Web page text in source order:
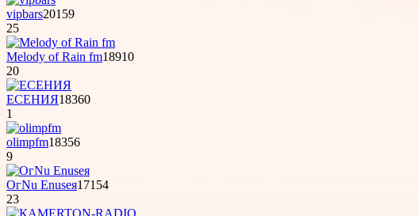
vipbars20159
25
Melody of Rain fm18910
20
ЕСЕНИЯ18360
1
olimpfm18356
9
OгNu Enuseя17154
23